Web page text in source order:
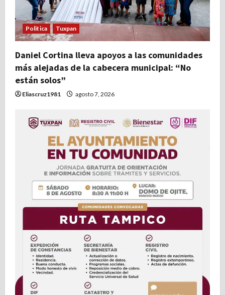
e
n
t
r
a
Politica Tuxpan
Daniel Cortina lleva apoyos a las comunidades
más alejadas de la cabecera municipal: “No
están solos”
Eliascruz1981 agosto 7, 2026